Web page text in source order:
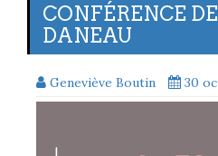
CONFÉRENCE
DANEAU
Geneviève Boutin 30